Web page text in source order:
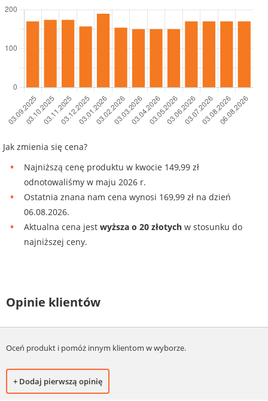
Jak zmienia się cena?
Najniższą cenę produktu w kwocie 149,99 zł
odnotowaliśmy w maju 2026 r.
Ostatnia znana nam cena wynosi 169,99 zł na dzień
06.08.2026.
Aktualna cena jest wyższa o 20 złotych w stosunku do
najniższej ceny.
Opinie klientów
Oceń produkt i pomóż innym klientom w wyborze.
+ Dodaj pierwszą opinię